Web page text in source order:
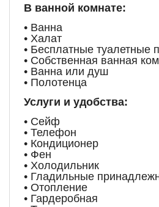
В ванной комнате:
• Ванна
• Халат
• Бесплатные туалетные
• Собственная ванная
• Ванна или душ
• Полотенца
Услуги и удобства:
• Сейф
• Телефон
• Кондиционер
• Фен
• Холодильник
• Гладильные
• Отопление
• Гардеробная